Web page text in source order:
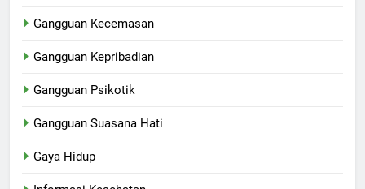
Gangguan Kecemasan
Gangguan Kepribadian
Gangguan Psikotik
Gangguan Suasana Hati
Gaya Hidup